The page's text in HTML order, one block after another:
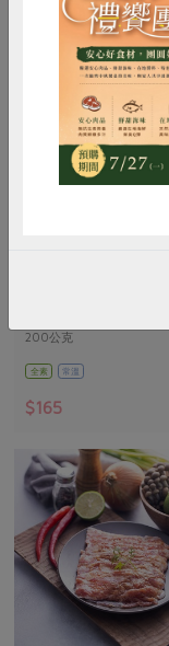
200公克
全素 常溫
$165
惜食
雞蛋